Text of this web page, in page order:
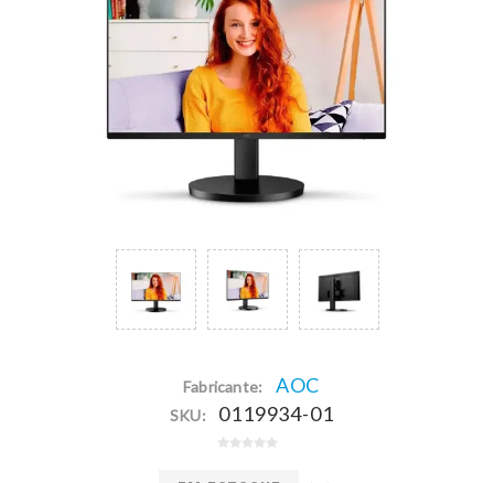
Fabricante: AOC
SKU: 0119934-01